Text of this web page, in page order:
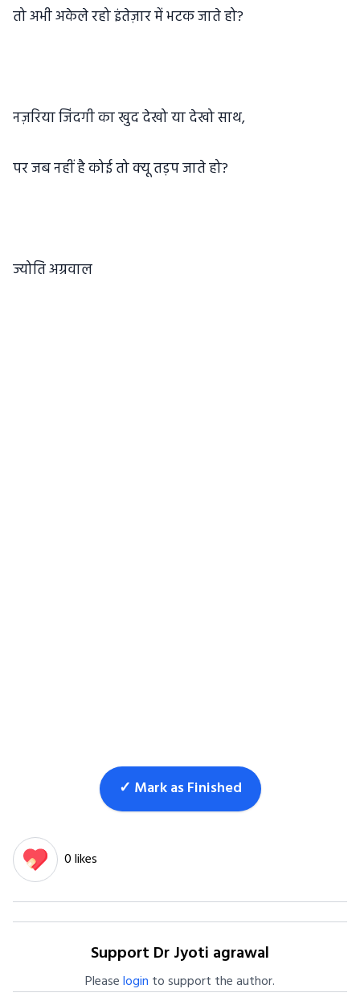
तो अभी अकेले रहो इंतेज़ार में भटक जाते हो?
नज़रिया जिंदगी का खुद देखो या देखो साथ,
पर जब नहीं है कोई तो क्यू तड़प जाते हो?
ज्योति अग्रवाल
✓ Mark as Finished
0 likes
Support Dr Jyoti agrawal
Pleaselogin to support the author.